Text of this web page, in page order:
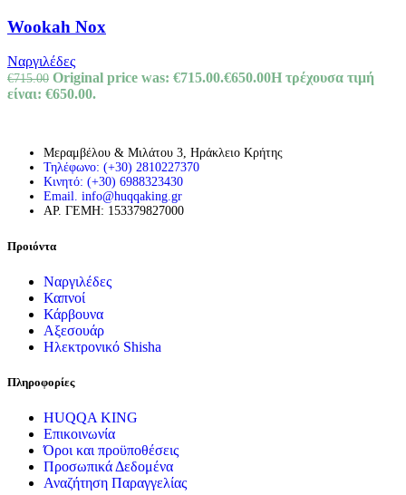
Wookah Nox
Ναργιλέδες
€715.00 Original price was: €715.00.€650.00Η τρέχουσα τιμή
είναι: €650.00.
Μεραμβέλου & Μιλάτου 3, Ηράκλειο Κρήτης
Τηλέφωνο: (+30) 2810227370
Κινητό: (+30) 6988323430
Email. info@huqqaking.gr
ΑΡ. ΓΕΜΗ: 153379827000
Προιόντα
Ναργιλέδες
Καπνοί
Κάρβουνα
Αξεσουάρ
Ηλεκτρονικό Shisha
Πληροφορίες
HUQQA KING
Επικοινωνία
Όροι και προϋποθέσεις
Προσωπικά Δεδομένα
Αναζήτηση Παραγγελίας